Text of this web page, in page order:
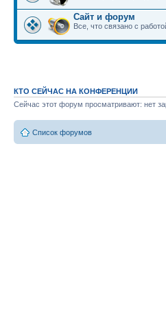
Сайт и форум
Все, что связано с
КТО СЕЙЧАС НА КОНФЕРЕНЦИИ
Сейчас этот форум просматривают: нет
Список форумов